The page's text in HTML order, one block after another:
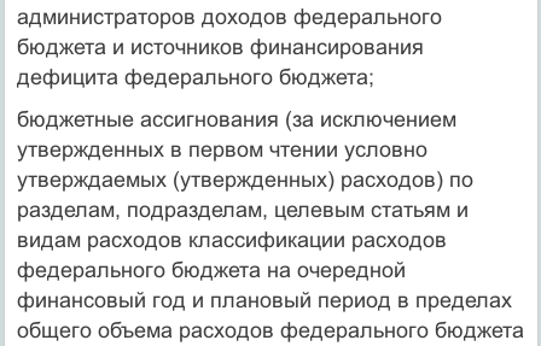
администраторов доходов федерального
бюджета и источников финансирования
дефицита федерального бюджета;
бюджетные ассигнования (за исключением
утвержденных в первом чтении условно
утверждаемых (утвержденных) расходов) по
разделам, подразделам, целевым статьям и
видам расходов классификации расходов
федерального бюджета на очередной
финансовый год и плановый период в пределах
общего объема расходов федерального бюджета